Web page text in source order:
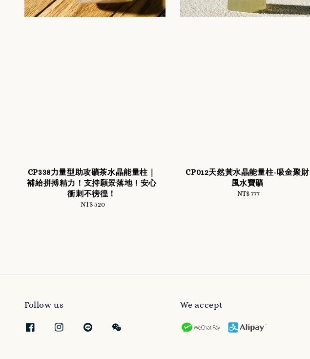
CP338力量型助攻礦茶水晶能量柱｜
補給拼搏精力！支持願景落地！安心
衝刺不徬徨！
Regular
NT$ 520
CP012天然黃水晶能量柱-吸金聚財
風水寶礦
Regular
NT$ 777
Follow us We accept